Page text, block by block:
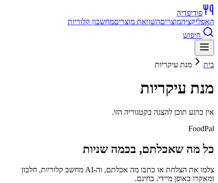
פודיפדיה
האפליקציהמוצריםהשוואת מוצריםמחשבון קלוריות
חיפוש
בית מנת עיקריות
מנת עיקריות
אין כרגע תוכן להצגה בקטגוריה הזו.
FoodPal
כל מה שאכלתם, בכמה שניות
צלמו את הצלחת או כתבו מה אכלתם, וה-AI מחשב קלוריות, חלבון
ומאקרו באופן מיידי. בחינם.